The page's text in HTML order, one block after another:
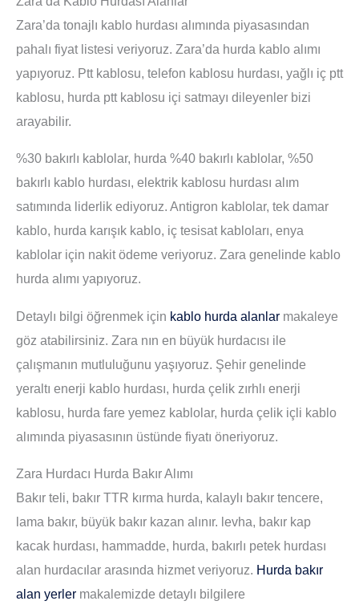
Zara’da tonajlı kablo hurdası alımında piyasasından
pahalı fiyat listesi veriyoruz. Zara’da hurda kablo alımı
yapıyoruz. Ptt kablosu, telefon kablosu hurdası, yağlı iç ptt
kablosu, hurda ptt kablosu içi satmayı dileyenler bizi
arayabilir.
%30 bakırlı kablolar, hurda %40 bakırlı kablolar, %50
bakırlı kablo hurdası, elektrik kablosu hurdası alım
satımında liderlik ediyoruz. Antigron kablolar, tek damar
kablo, hurda karışık kablo, iç tesisat kabloları, enya
kablolar için nakit ödeme veriyoruz. Zara genelinde kablo
hurda alımı yapıyoruz.
Detaylı bilgi öğrenmek için kablo hurda alanlar makaleye
göz atabilirsiniz. Zara nın en büyük hurdacısı ile
çalışmanın mutluluğunu yaşıyoruz. Şehir genelinde
yeraltı enerji kablo hurdası, hurda çelik zırhlı enerji
kablosu, hurda fare yemez kablolar, hurda çelik içli kablo
alımında piyasasının üstünde fiyatı öneriyoruz.
Zara Hurdacı Hurda Bakır Alımı
Bakır teli, bakır TTR kırma hurda, kalaylı bakır tencere,
lama bakır, büyük bakır kazan alınır. levha, bakır kap
kacak hurdası, hammadde, hurda, bakırlı petek hurdası
alan hurdacılar arasında hizmet veriyoruz. Hurda bakır
alan yerler makalemizde detaylı bilgilere